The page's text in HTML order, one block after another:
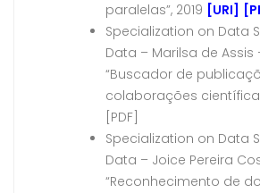
paralelas”, 2019 [URI]
Specialization on Data
Data – Marilsa de Assis
“Buscador de
colaborações
[PDF]
Specialization on Data
Data – Joice Pereira
“Reconhecimento de